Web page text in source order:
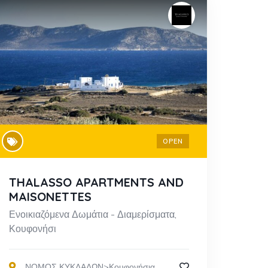
OPEN
THALASSO APARTMENTS AND
MAISONETTES
Ενοικιαζόμενα Δωμάτια - Διαμερίσματα,
Κουφονήσι